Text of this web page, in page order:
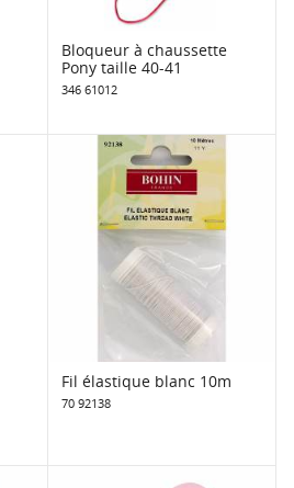
Bloqueur à chaussette
Pony taille 40-41
346 61012
Fil élastique blanc 10m
70 92138